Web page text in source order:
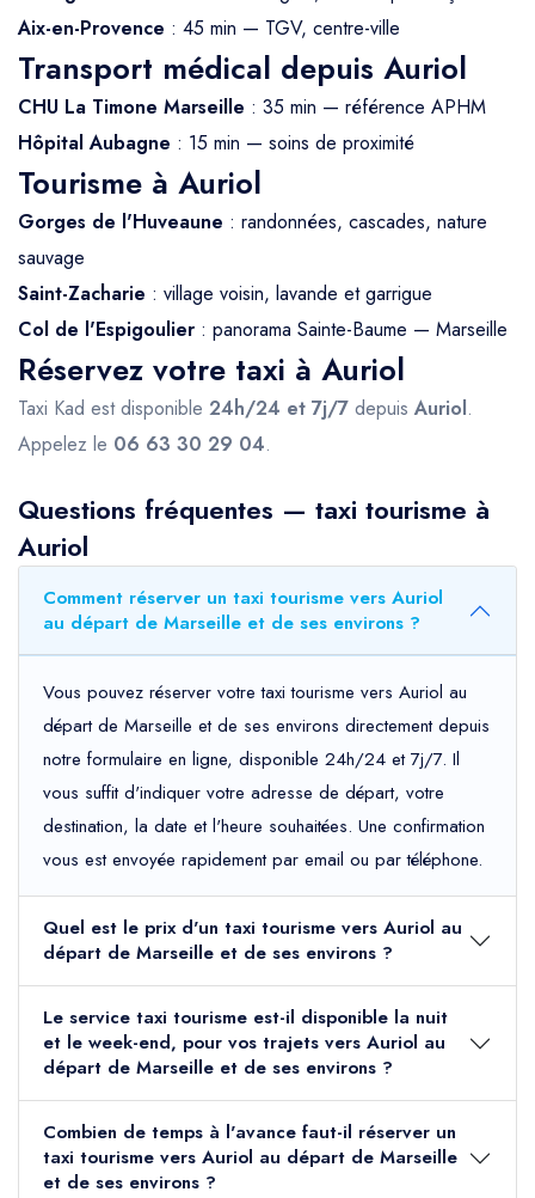
Aix-en-Provence : 45 min — TGV, centre-ville
Transport médical depuis Auriol
CHU La Timone Marseille : 35 min — référence APHM
Hôpital Aubagne : 15 min — soins de proximité
Tourisme à Auriol
Gorges de l'Huveaune : randonnées, cascades, nature
sauvage
Saint-Zacharie : village voisin, lavande et garrigue
Col de l'Espigoulier : panorama Sainte-Baume — Marseille
Réservez votre taxi à Auriol
Taxi Kad est disponible 24h/24 et 7j/7 depuis Auriol.
Appelez le 06 63 30 29 04.
Questions fréquentes — taxi tourisme à
Auriol
Comment réserver un taxi tourisme vers Auriol
au départ de Marseille et de ses environs ?
Vous pouvez réserver votre taxi tourisme vers Auriol au
départ de Marseille et de ses environs directement depuis
notre formulaire en ligne, disponible 24h/24 et 7j/7. Il
vous suffit d'indiquer votre adresse de départ, votre
destination, la date et l'heure souhaitées. Une confirmation
vous est envoyée rapidement par email ou par téléphone.
Quel est le prix d'un taxi tourisme vers Auriol au
départ de Marseille et de ses environs ?
Le service taxi tourisme est-il disponible la nuit
et le week-end, pour vos trajets vers Auriol au
départ de Marseille et de ses environs ?
Combien de temps à l'avance faut-il réserver un
taxi tourisme vers Auriol au départ de Marseille
et de ses environs ?